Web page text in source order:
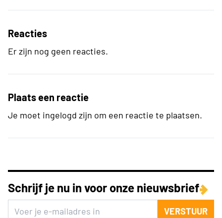
Reacties
Er zijn nog geen reacties.
Plaats een reactie
Je moet ingelogd zijn om een reactie te plaatsen.
Schrijf je nu in voor onze nieuwsbrief
VERSTUUR